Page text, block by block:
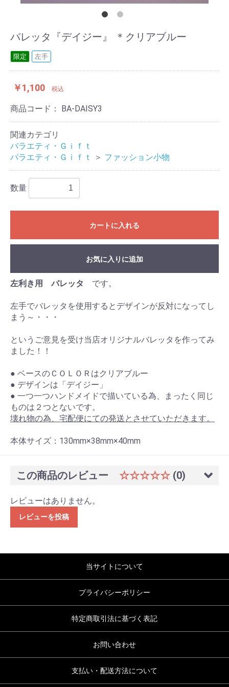
バレッタ『デイジー』 ＊クリアブルー
限定 左手
￥1,100 税込
商品コード： BA-DAISY3
関連カテゴリ
バラエティ・Ｇｉｆｔ
バラエティ・Ｇｉｆｔ
＞ ファッション小物
数量
カートに入れる
お気に入りに追加
左利き用 バレッタ です。
左手でバレッタを使用するとデザインが反対になってし
まう～・・・
というご意見を受け当店オリジナルバレッタを作ってみ
ました！！
● ベースのＣＯＬＯＲはクリアブルー
● デザインは「デイジー」
● 一つ一つハンドメイドで描いている為、まったく同じ
ものは２つとないです。
壊れ物の為、宅配便にての発送とさせていただきます。
本体サイズ：130mm×38mm×40mm
この商品のレビュー ☆☆☆☆☆ (0)
レビューはありません。
レビューを投稿
当サイトについて
プライバシーポリシー
特定商取引法に基づく表記
お問い合わせ
支払い・配送方法について